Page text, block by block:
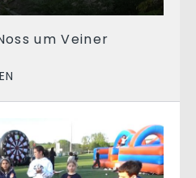
um Veiner